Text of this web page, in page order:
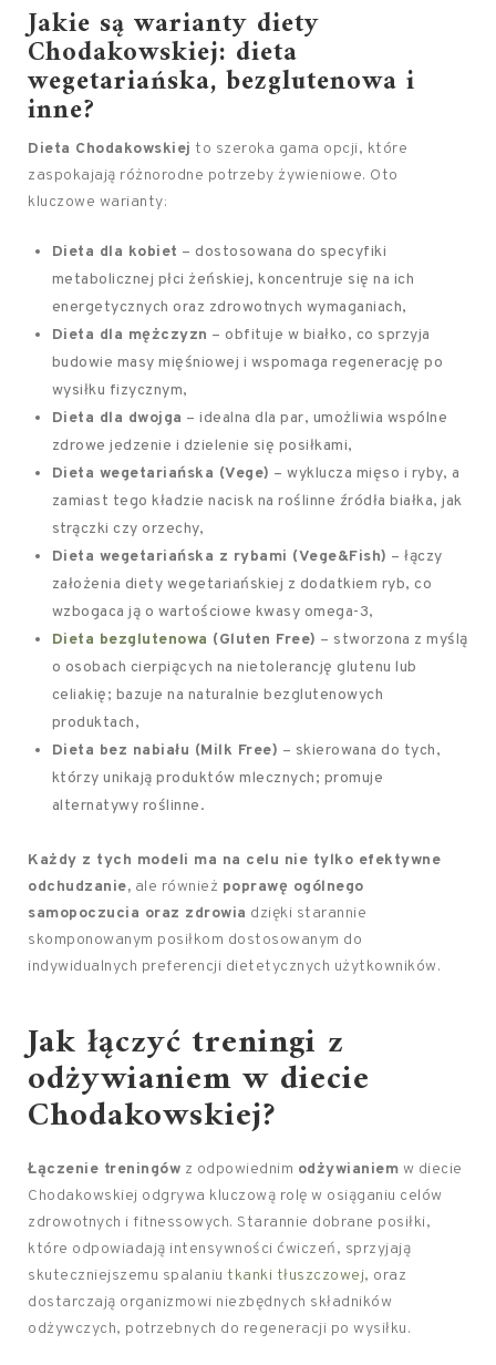
Jakie są warianty diety
Chodakowskiej: dieta
wegetariańska, bezglutenowa i
inne?
Dieta Chodakowskiej to szeroka gama opcji, które
zaspokajają różnorodne potrzeby żywieniowe. Oto
kluczowe warianty:
Dieta dla kobiet – dostosowana do specyfiki
metabolicznej płci żeńskiej, koncentruje się na ich
energetycznych oraz zdrowotnych wymaganiach,
Dieta dla mężczyzn – obfituje w białko, co sprzyja
budowie masy mięśniowej i wspomaga regenerację po
wysiłku fizycznym,
Dieta dla dwojga – idealna dla par, umożliwia wspólne
zdrowe jedzenie i dzielenie się posiłkami,
Dieta wegetariańska (Vege) – wyklucza mięso i ryby, a
zamiast tego kładzie nacisk na roślinne źródła białka, jak
strączki czy orzechy,
Dieta wegetariańska z rybami (Vege&Fish) – łączy
założenia diety wegetariańskiej z dodatkiem ryb, co
wzbogaca ją o wartościowe kwasy omega-3,
Dieta bezglutenowa (Gluten Free) – stworzona z myślą
o osobach cierpiących na nietolerancję glutenu lub
celiakię; bazuje na naturalnie bezglutenowych
produktach,
Dieta bez nabiału (Milk Free) – skierowana do tych,
którzy unikają produktów mlecznych; promuje
alternatywy roślinne.
Każdy z tych modeli ma na celu nie tylko efektywne
odchudzanie, ale również poprawę ogólnego
samopoczucia oraz zdrowia dzięki starannie
skomponowanym posiłkom dostosowanym do
indywidualnych preferencji dietetycznych użytkowników.
Jak łączyć treningi z
odżywianiem w diecie
Chodakowskiej?
Łączenie treningów z odpowiednim odżywianiem w diecie
Chodakowskiej odgrywa kluczową rolę w osiąganiu celów
zdrowotnych i fitnessowych. Starannie dobrane posiłki,
które odpowiadają intensywności ćwiczeń, sprzyjają
skuteczniejszemu spalaniu tkanki tłuszczowej, oraz
dostarczają organizmowi niezbędnych składników
odżywczych, potrzebnych do regeneracji po wysiłku.